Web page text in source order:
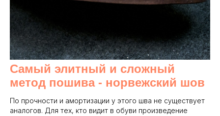
Самый элитный и сложный
метод пошива - норвежский шов
По прочности и амортизации у этого шва не существует
аналогов. Для тех, кто видит в обуви произведение